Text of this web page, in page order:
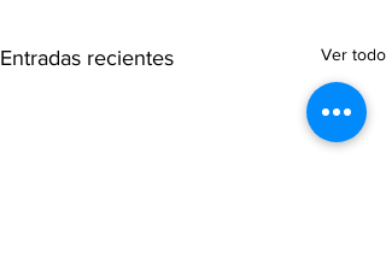
Entradas recientes Ver todo